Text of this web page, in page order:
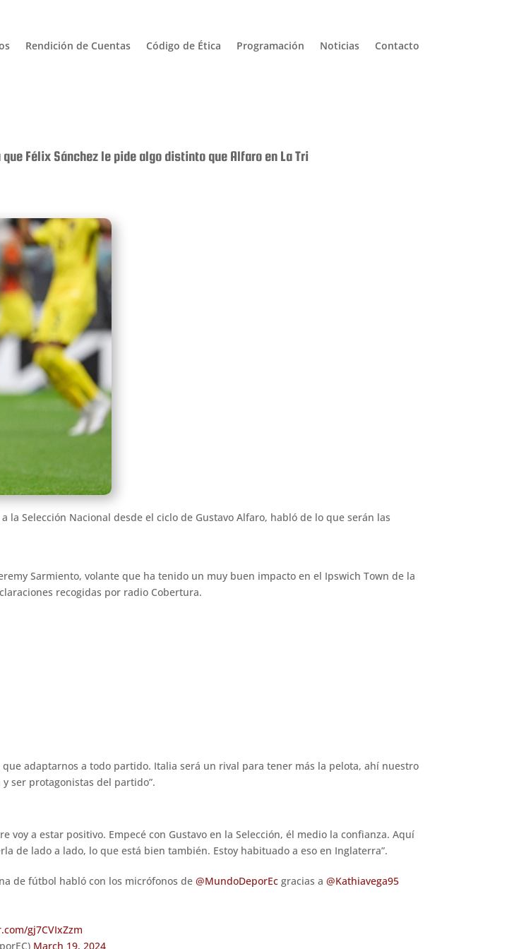
Rendición de Cuentas Código de Ética Programación Noticias Contacto
que Félix Sánchez le pide algo distinto que Alfaro en La Tri
Selección Nacional desde el ciclo de Gustavo Alfaro, habló de lo que serán las
Sarmiento, volante que ha tenido un muy buen impacto en el Ipswich Town de la
recogidas por radio Cobertura.
adaptarnos a todo partido. Italia será un rival para tener más la pelota, ahí nuestro
ser protagonistas del partido”.
voy a estar positivo. Empecé con Gustavo en la Selección, él medio la confianza. Aquí
de lado a lado, lo que está bien también. Estoy habituado a eso en Inglaterra”.
de fútbol habló con los micrófonos de@MundoDeporEc gracias a@Kathiavega95
gj7CVIxZzm
March 19, 2024